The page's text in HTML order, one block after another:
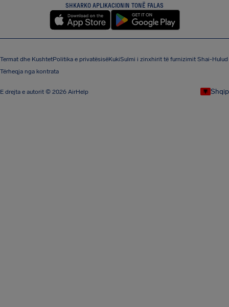
SHKARKO APLIKACIONIN TONË FALAS
Termat dhe KushtetPolitika e privatësisëKukiSulmi i zinxhirit të furnizimit Shai-Hulud
Tërheqja nga kontrata
E drejta e autorit © 2026 AirHelp Shqip